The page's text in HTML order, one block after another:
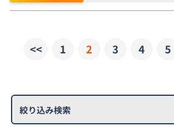
<< 1 2 3 4 5
絞り込み検索